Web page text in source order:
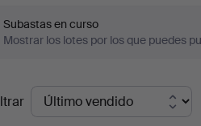
Subastas en curso
Mostrar los lotes por los que puedes